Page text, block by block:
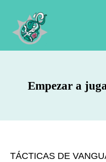
contenido
Empezar a
TÁCTICAS DE